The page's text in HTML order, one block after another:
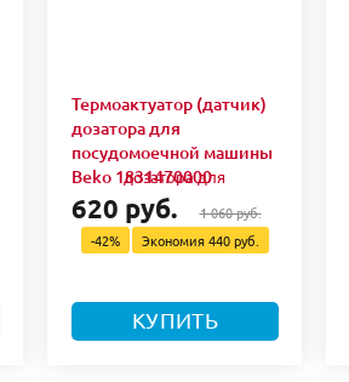
Термоактуатор (датчик)
дозатора для
посудомоечной машины
Beko 1831470000
620 руб.
1 060 руб.
-42%
Экономия440 руб.
КУПИТЬ